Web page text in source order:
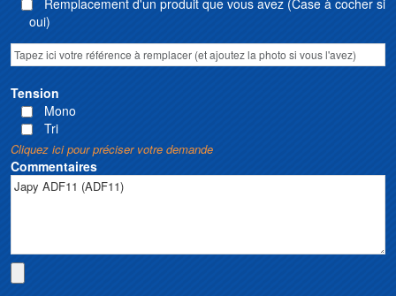
oui)
Tension
Mono
Tri
Cliquez ici pour préciser votre demande
Commentaires